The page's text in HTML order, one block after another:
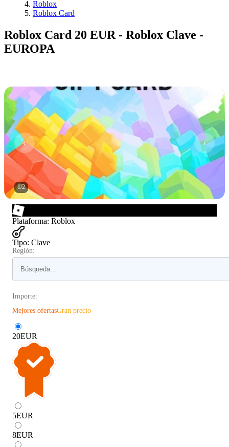
Roblox
Roblox Card
Roblox Card 20 EUR - Roblox Clave -
EUROPA
1/2
Plataforma: Roblox
Tipo: Clave
Región:
Importe:
Mejores ofertasGran precio
20EUR
5EUR
8EUR